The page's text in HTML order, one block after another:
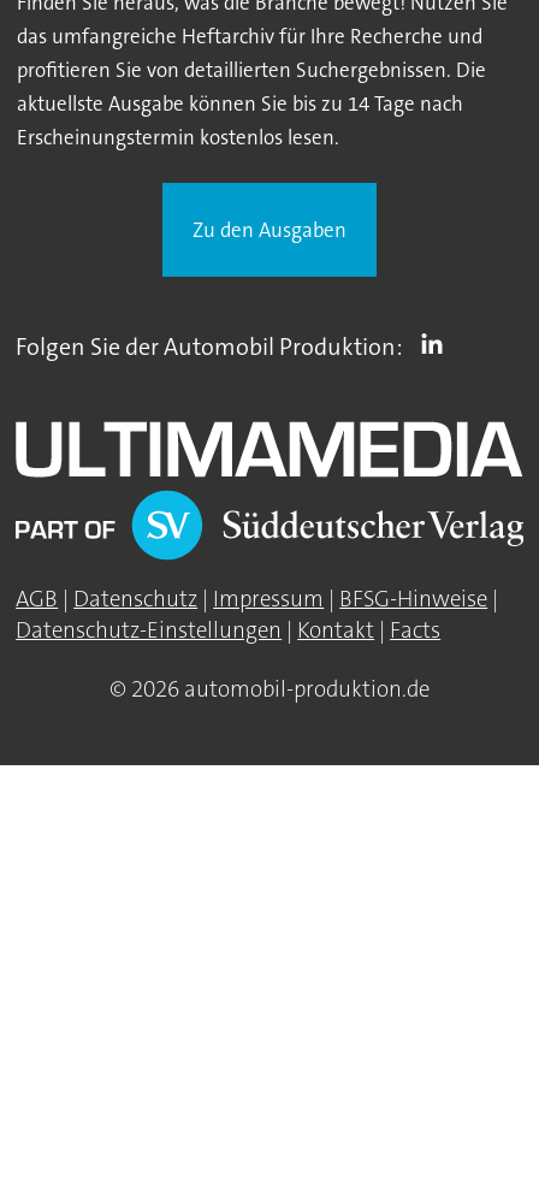
das umfangreiche Heftarchiv für Ihre Recherche und
profitieren Sie von detaillierten Suchergebnissen. Die
aktuellste Ausgabe können Sie bis zu 14 Tage nach
Erscheinungstermin kostenlos lesen.
Zu den Ausgaben
Folgen Sie der Automobil Produktion:
AGB | Datenschutz | Impressum | BFSG-Hinweise |
Datenschutz-Einstellungen | Kontakt | Facts
© 2026 automobil-produktion.de